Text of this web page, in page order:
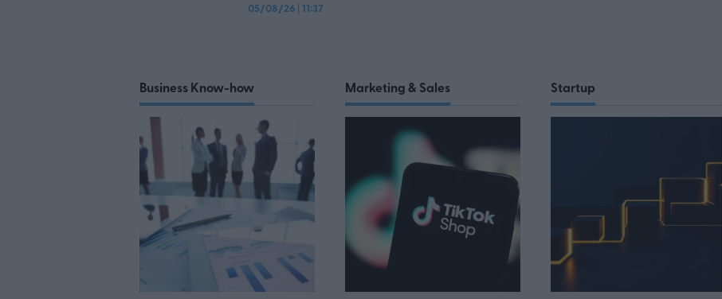
05/08/26 | 11:37
Business Know-how Marketing & Sales Startup